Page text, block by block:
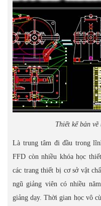
Thiết kế bản vẽ
Là trung tâm đi đầu trong
FFD còn nhiều khóa học
các trang thiết bị cơ sở vật
ngũ giảng viên có nhiều
giảng dạy. Thời gian học vô